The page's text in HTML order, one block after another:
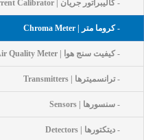
- کالیبراتور جریان | Current Calibrator
- کروما متر | Chroma Meter
- کیفیت سنج هوا | Air Quality Meter
- ترانسمیترها | Transmitters
- سنسورها | Sensors
- دیتکتورها | Detectors